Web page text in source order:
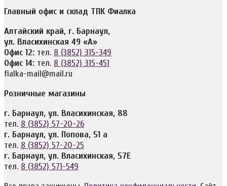
Главный офис и склад ТПК Фиалка
Алтайский край, г. Барнаул,
ул. Власихинская 49 «А»
Офис 12: тел. 8 (3852) 315-349
Офис 14: тел. 8 (3852) 315-451
fialka-mail@mail.ru
Розничные магазины
г. Барнаул, ул. Власихинская, 88
тел. 8 (3852) 57-20-26
г. Барнаул, ул. Попова, 51 а
тел. 8 (3852) 57-20-25
г. Барнаул, ул. Власихинская, 57Е
тел. 8 (3852) 571-549